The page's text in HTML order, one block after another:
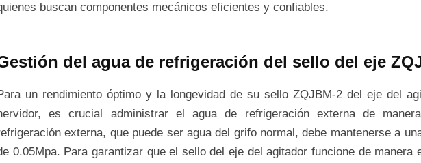
buscan componentes mecánicos eficientes y confiables.
del agua de refrigeración del sello del eje
un rendimiento óptimo y la longevidad de su sello ZQJBM-2 del eje del
es crucial administrar el agua de refrigeración externa de
externa, que puede ser agua del grifo normal, debe mantenerse a
0.05Mpa. Para garantizar que el sello del eje del agitador funcione de manera